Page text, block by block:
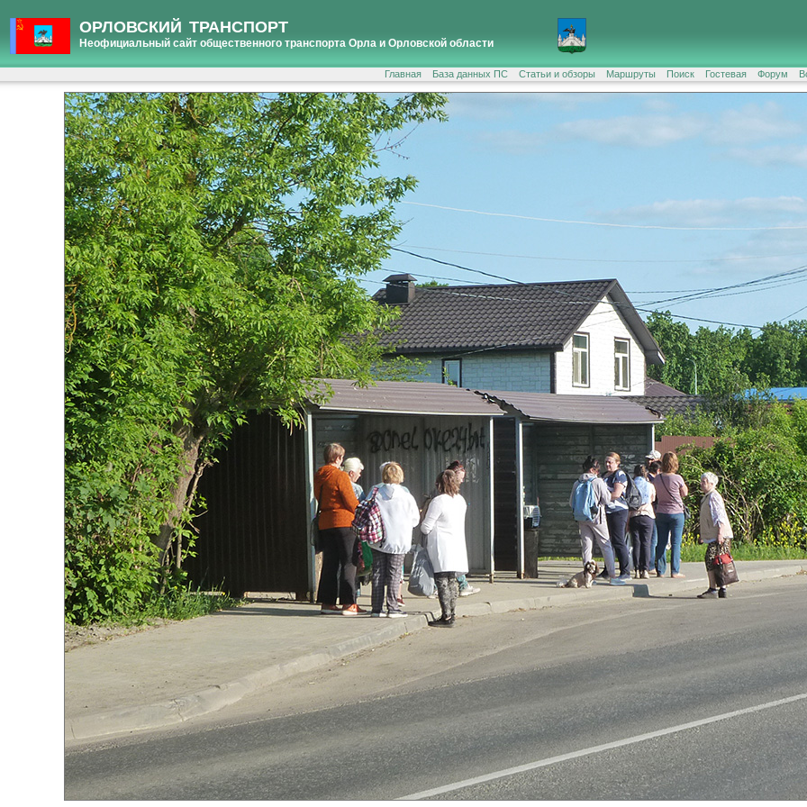
ОРЛОВСКИЙ ТРАНСПОРТ
Неофициальный сайт общественного транспорта Орла и Орловской области
Главная База данных ПС Статьи и обзоры Маршруты Поиск Гостевая Форум